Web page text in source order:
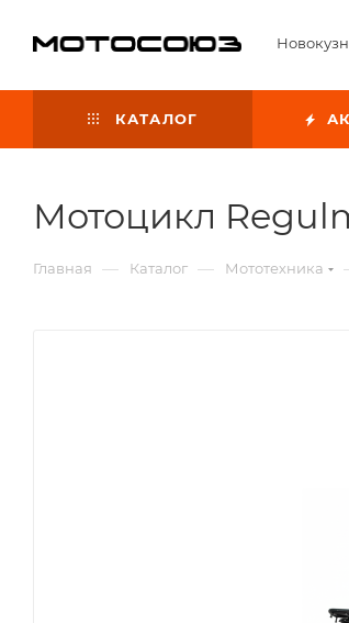
КАТАЛОГ
Мотоцикл
Главная — Каталог — Мототехника